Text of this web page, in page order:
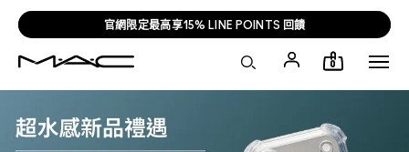
官網限定最高享15% LINE POINTS 回饋
0